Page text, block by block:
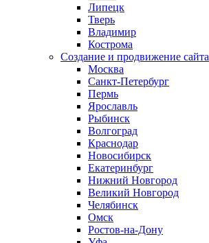
Липецк
Тверь
Владимир
Кострома
Создание и продвижение сайта
Москва
Санкт-Петербург
Пермь
Ярославль
Рыбинск
Волгоград
Краснодар
Новосибирск
Екатеринбург
Нижний Новгород
Великий Новгород
Челябинск
Омск
Ростов-на-Дону